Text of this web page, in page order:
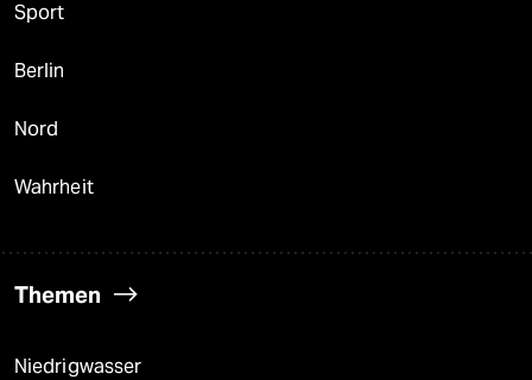
Sport
Berlin
Nord
Wahrheit
Themen
Niedrigwasser